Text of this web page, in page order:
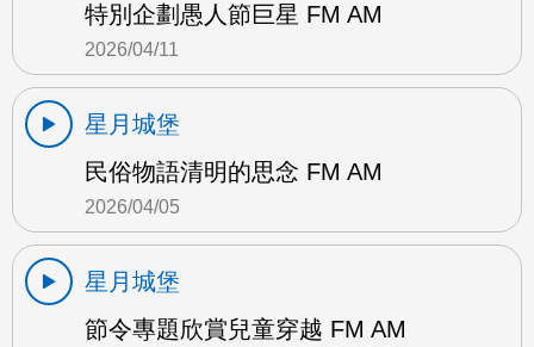
特別企劃愚人節巨星 FM AM
2026/04/11
星月城堡
民俗物語清明的思念 FM AM
2026/04/05
星月城堡
節令專題欣賞兒童穿越 FM AM